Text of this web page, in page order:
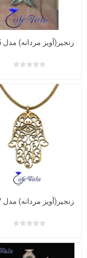
زنجیر(آویز مردانه) مدل 9055
زنجیر(آویز مردانه) مدل 9057